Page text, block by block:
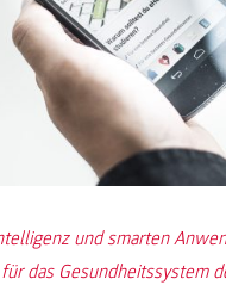
und smarten
das Gesundheitssystem